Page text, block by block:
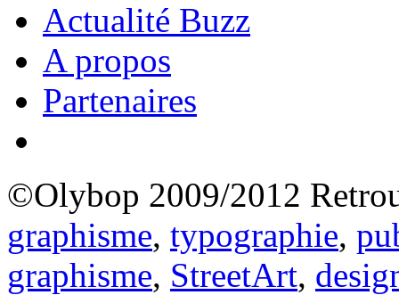
Actualité Buzz
A propos
Partenaires
©Olybop 2009/2012
graphisme, typographie,
graphisme, StreetArt,